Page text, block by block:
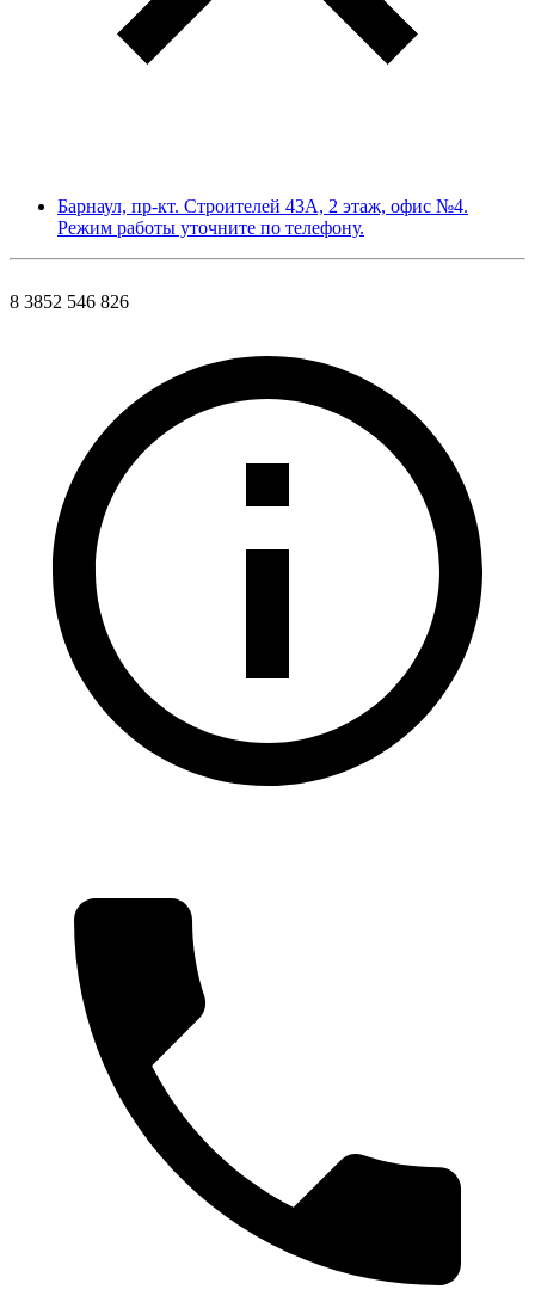
Барнаул, пр-кт. Строителей 43А, 2 этаж, офис №4.
Режим работы уточните по телефону.
8 3852 546 826